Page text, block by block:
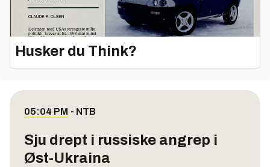
Husker du Think?
05:04 PM - NTB
Sju drept i russiske angrep i
Øst-Ukraina